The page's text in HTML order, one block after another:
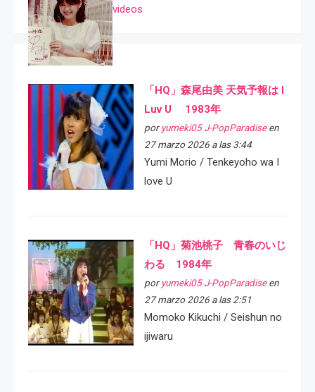
videos
「HQ」森尾由美 天気予報は I
Luv U 1983年
por yumeki05 J-PopParadiseen
27 marzo 2026 a las 3:44
Yumi Morio / Tenkeyoho wa I
love U
「HQ」菊池桃子 青春のいじ
わる 1984年
por yumeki05 J-PopParadiseen
27 marzo 2026 a las 2:51
Momoko Kikuchi / Seishun no
ijiwaru